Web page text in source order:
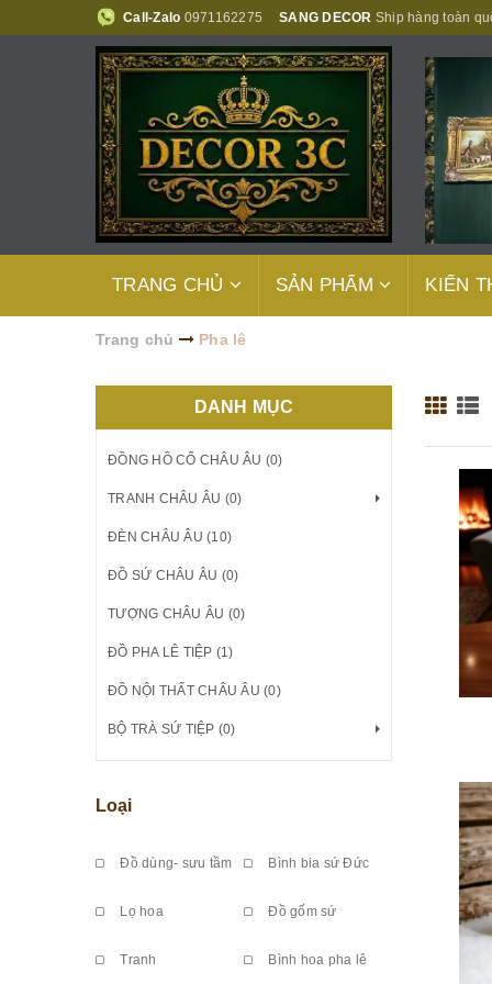
Call-Zalo 0971162275 SANG DECOR Ship hàng toàn
TRANG CHỦ SẢN PHẨM KIẾN
Trang chủ Pha lê
DANH MỤC
ĐỒNG HỒ CỔ CHÂU ÂU (0)
TRANH CHÂU ÂU (0)
ĐÈN CHÂU ÂU (10)
ĐỒ SỨ CHÂU ÂU (0)
TƯỢNG CHÂU ÂU (0)
ĐỒ PHA LÊ TIỆP (1)
ĐỒ NỘI THẤT CHÂU ÂU (0)
BỘ TRÀ SỨ TIỆP (0)
Loại
Đồ dùng- sưu tầm Bình bia sứ Đức
Lọ hoa Đồ gốm sứ
Tranh Bình hoa pha lê